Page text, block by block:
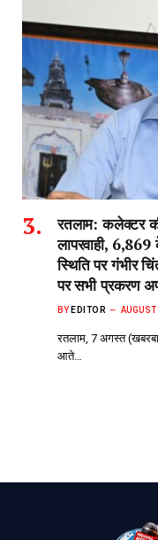
रतलाम: कलेक्टर
लापरवाही,
स्थिति पर गंभीर
पर सभी प्रकरण
BY EDITOR
रतलाम, 7 अगस्त
आते…